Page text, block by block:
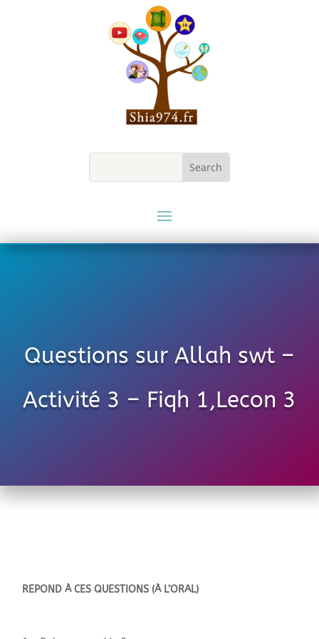
Questions sur Allah swt –
Activité 3 – Fiqh 1,Lecon 3
REPOND À CES QUESTIONS (À L’ORAL)